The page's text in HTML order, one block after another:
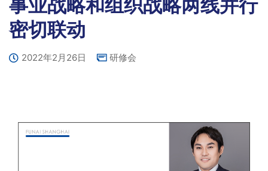
密切联动
2022年2月26日 研修会